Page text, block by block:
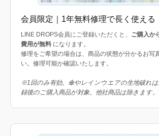
会員限定｜1年無料修理で長く使える
LINE DROPS会員にご登録いただくと、 ご購入か
費用が無料 になります。
修理をご希望の場合は、商品の状態が分かるお写
い。修理可能か確認いたします。
※1回のみ有効。傘やレインウエアの生地破れは
録後のご購入商品が対象。他社商品は除きます。